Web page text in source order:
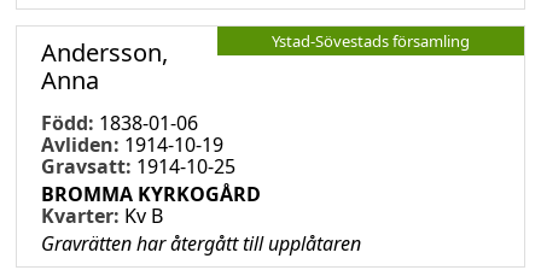
Ystad-Sövestads församling
Andersson,
Anna
Född: 1838-01-06
Avliden: 1914-10-19
Gravsatt: 1914-10-25
BROMMA KYRKOGÅRD
Kvarter: Kv B
Gravrätten har återgått till upplåtaren